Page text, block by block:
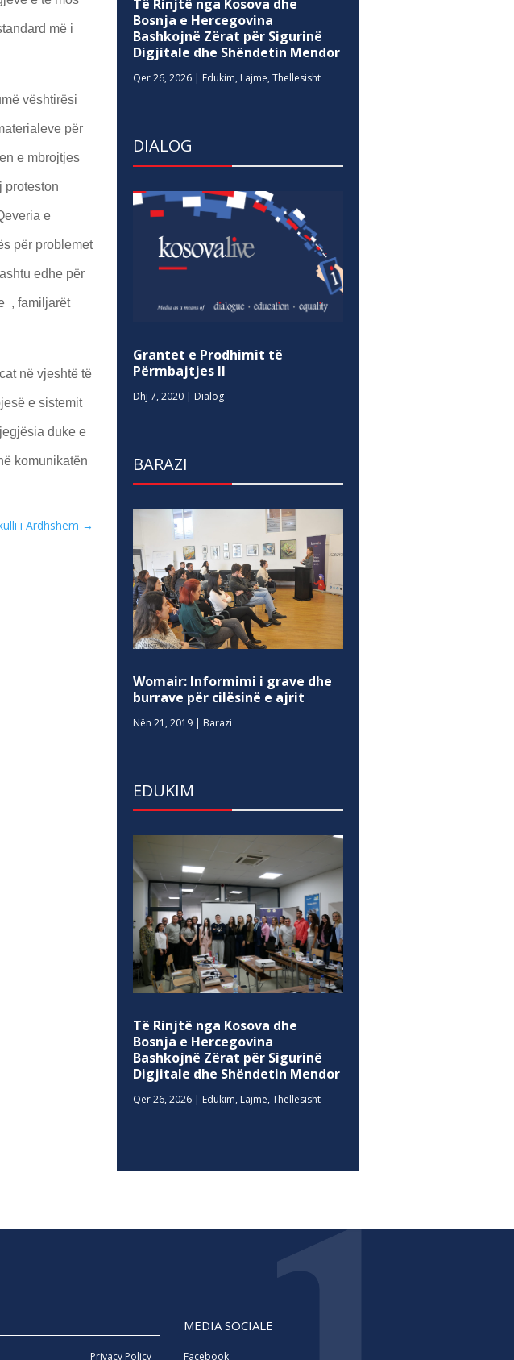
më i
vështirësi
për
e mbrojtjes
proteston
e
për problemet
edhe për
, familjarët
në vjeshtë të
e sistemit
duke e
komunikatën
i Ardhshëm →
Të Rinjtë nga Kosova dhe
Bosnja e Hercegovina
Bashkojnë Zërat për Sigurinë
Digjitale dhe Shëndetin Mendor
Qer 26, 2026 | Edukim, Lajme,Thellesisht
DIALOG
Grantet e Prodhimit të
Përmbajtjes II
Dhj 7, 2020 | Dialog
BARAZI
Womair: Informimi i grave dhe
burrave për cilësinë e ajrit
Nën 21, 2019 | Barazi
EDUKIM
Të Rinjtë nga Kosova dhe
Bosnja e Hercegovina
Bashkojnë Zërat për Sigurinë
Digjitale dhe Shëndetin Mendor
Qer 26, 2026 | Edukim, Lajme,Thellesisht
Privacy Policy
MEDIA SOCIALE
Facebook